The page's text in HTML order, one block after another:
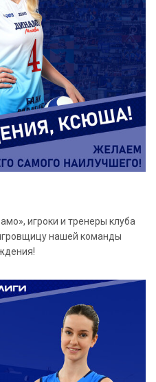
игроки и тренеры клуба
нашей команды